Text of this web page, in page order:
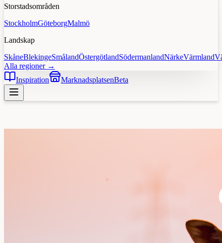
Storstadsområden
StockholmGöteborgMalmö
Landskap
SkåneBlekingeSmålandÖstergötlandSödermanlandNärkeVärmland
Alla regioner →
Inspiration
MarknadsplatsenBeta